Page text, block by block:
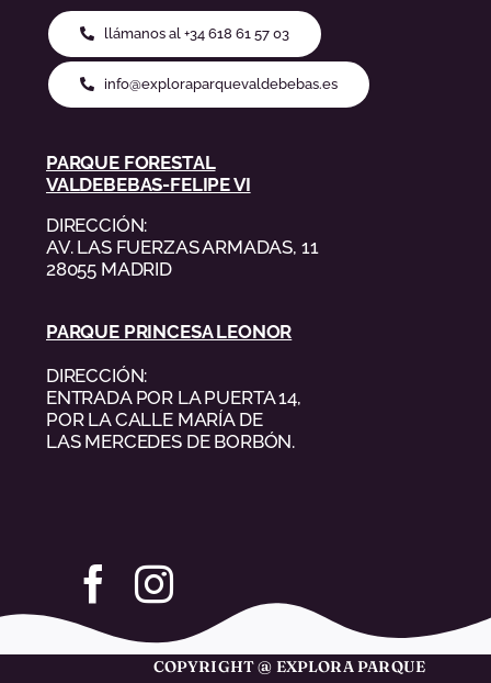
llámanos al +34 618 61 57 03
info@exploraparquevaldebebas.es
PARQUE FORESTAL
VALDEBEBAS-FELIPE VI
DIRECCIÓN:
AV. LAS FUERZAS ARMADAS, 11
28055 MADRID
PARQUE PRINCESA LEONOR
DIRECCIÓN:
ENTRADA POR LA PUERTA 14,
POR LA CALLE MARÍA DE
LAS MERCEDES DE BORBÓN.
COPYRIGHT @ EXPLORA PARQUE